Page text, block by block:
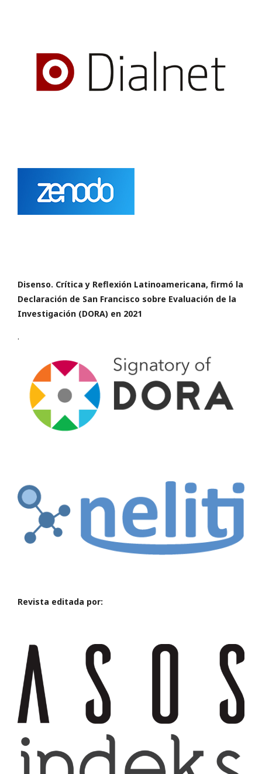
Disenso. Crítica y Reflexión Latinoamericana, firmó la
Declaración de San Francisco sobre Evaluación de la
Investigación (DORA) en 2021
.
Revista editada por: